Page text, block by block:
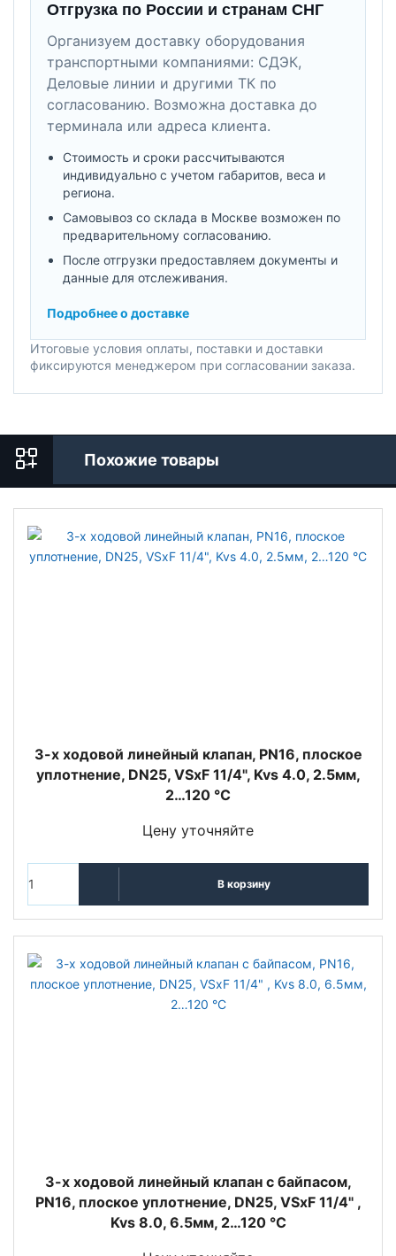
Отгрузка по России и странам СНГ
Организуем доставку оборудования
транспортными компаниями: СДЭК,
Деловые линии и другими ТК по
согласованию. Возможна доставка до
терминала или адреса клиента.
Стоимость и сроки рассчитываются
индивидуально с учетом габаритов, веса и
региона.
Самовывоз со склада в Москве возможен по
предварительному согласованию.
После отгрузки предоставляем документы и
данные для отслеживания.
Подробнее о доставке
Итоговые условия оплаты, поставки и доставки
фиксируются менеджером при согласовании заказа.
Похожие товары
3-х ходовой линейный клапан, PN16, плоское
уплотнение, DN25, VSxF 11/4", Kvs 4.0, 2.5мм,
2…120 °C
Цену уточняйте
В корзину
3-х ходовой линейный клапан с байпасом,
PN16, плоское уплотнение, DN25, VSxF 11/4" ,
Kvs 8.0, 6.5мм, 2…120 °C